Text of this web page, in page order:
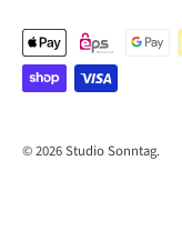
© 2026Studio Sonntag.